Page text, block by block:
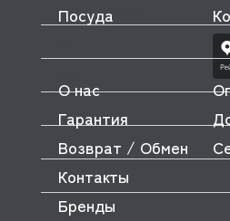
NUOVA SIMONELLI
OLAB
OLIS
OLYMPIA
OMNIWASH
Посуда
О нас
Гарантия
Возврат / Обмен
Контакты
Бренды